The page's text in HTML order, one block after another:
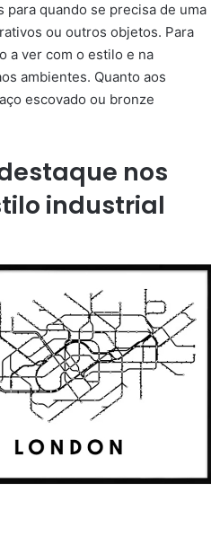
para quando se precisa de uma
ou outros objetos. Para
a ver com o estilo e na
ambientes. Quanto aos
escovado ou bronze
nos
industrial